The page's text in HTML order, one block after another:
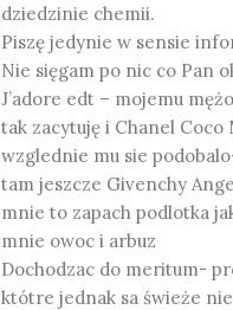
dziedzinie chemii.
Piszę jedynie w sensie
Nie sięgam po nic co Pan
J’adore edt – mojemu
tak zacytuję i Chanel
wzglednie mu sie
tam jeszcze Givenchy
mnie to zapach podlotka
mnie owoc i arbuz
Dochodzac do meritum-
któtre jednak sa świeże